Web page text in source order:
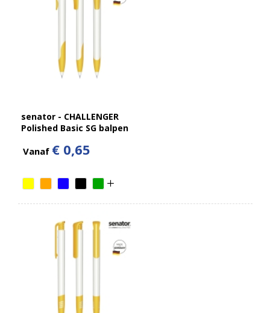
senator - CHALLENGER
Polished Basic SG balpen
Vanaf € 0,65